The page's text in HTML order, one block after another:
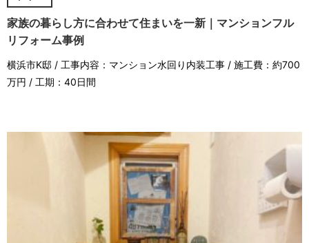
家族の暮らし方に合わせて住まいを一新｜マンションフル
リフォーム事例
横浜市K邸 / 工事内容：マンション水回り内装工事 / 施工費：約700
万円 / 工期：40日間